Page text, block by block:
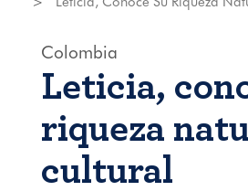
Colombia
Leticia,
riqueza
cultural